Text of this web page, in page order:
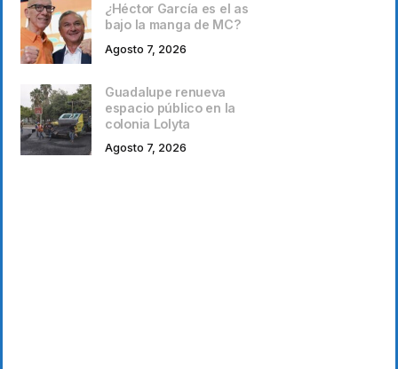
¿Héctor García es el as
bajo la manga de MC?
Agosto 7, 2026
Guadalupe renueva
espacio público en la
colonia Lolyta
Agosto 7, 2026